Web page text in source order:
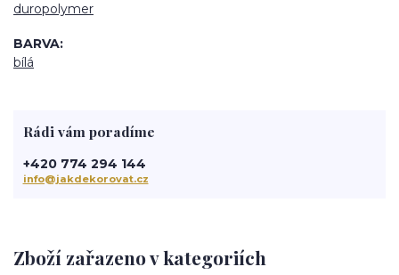
duropolymer
BARVA
bílá
Zboží zařazeno v kategoriích
Rádi vám poradíme
+420 774 294 144
info@jakdekorovat.cz